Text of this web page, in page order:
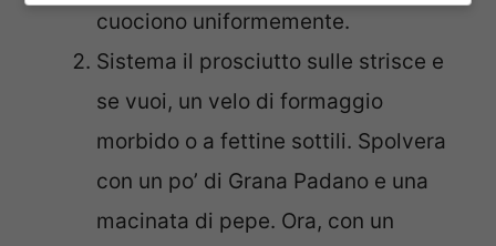
cuociono uniformemente.
Sistema il prosciutto sulle strisce e
se vuoi, un velo di formaggio
morbido o a fettine sottili. Spolvera
con un po’ di Grana Padano e una
macinata di pepe. Ora, con un